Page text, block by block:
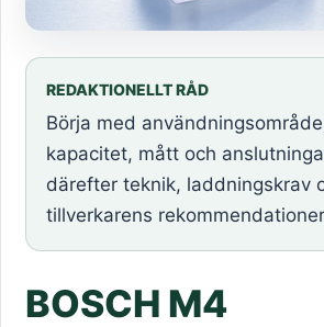
REDAKTIONELLT RÅD
Börja med
kapacitet, mått och
därefter teknik, laddningskrav
tillverkarens
BOSCH M4